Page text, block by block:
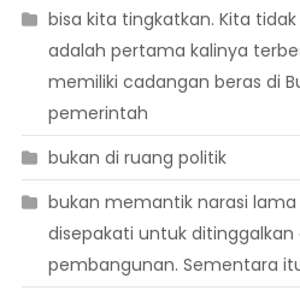
bisa kita tingkatkan. Kita
adalah pertama kalinya
memiliki cadangan beras di
pemerintah
bukan di ruang politik
bukan memantik narasi
disepakati untuk
pembangunan. Sementara